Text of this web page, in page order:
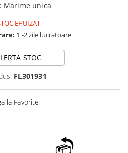
: Marime unica
EPUIZAT
1 -2 zile lucratoare
STOC
FL301931
la Favorite